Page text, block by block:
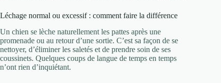
Léchage normal ou excessif : comment faire la différence
Un chien se lèche naturellement les pattes après une
promenade ou au retour d’une sortie. C’est sa façon de se
nettoyer, d’éliminer les saletés et de prendre soin de ses
coussinets. Quelques coups de langue de temps en temps
n’ont rien d’inquiétant.